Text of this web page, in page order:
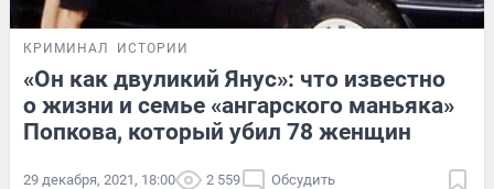
КРИМИНАЛ ИСТОРИИ
«Он как двуликий Янус»: что известно
о жизни и семье «ангарского маньяка»
Попкова, который убил 78 женщин
29 декабря, 2021, 18:00 2 559 Обсудить